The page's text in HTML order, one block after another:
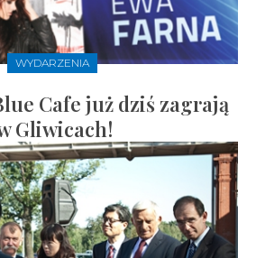
WYDARZENIA
Cafe już dziś zagrają
Gliwicach!